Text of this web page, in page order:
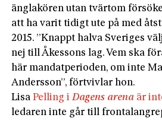
änglakören utan tvärtom
att ha varit tidigt ute på med
2015. ”Knappt halva Sveriges
nej till Åkessons lag. Vem ska
här mandatperioden, om inte
Andersson”, förtvivlar hon.
LisaPelling iDagens arena är
ledaren inte går till